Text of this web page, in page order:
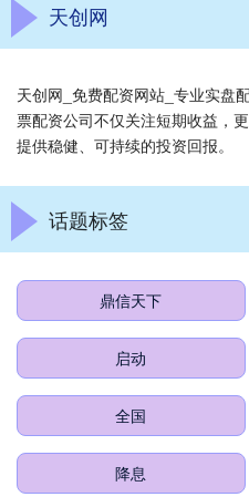
天创网
天创网_免费配资网站_专业实盘
票配资公司不仅关注短期收益，
提供稳健、可持续的投资回报。
话题标签
鼎信天下
启动
全国
降息